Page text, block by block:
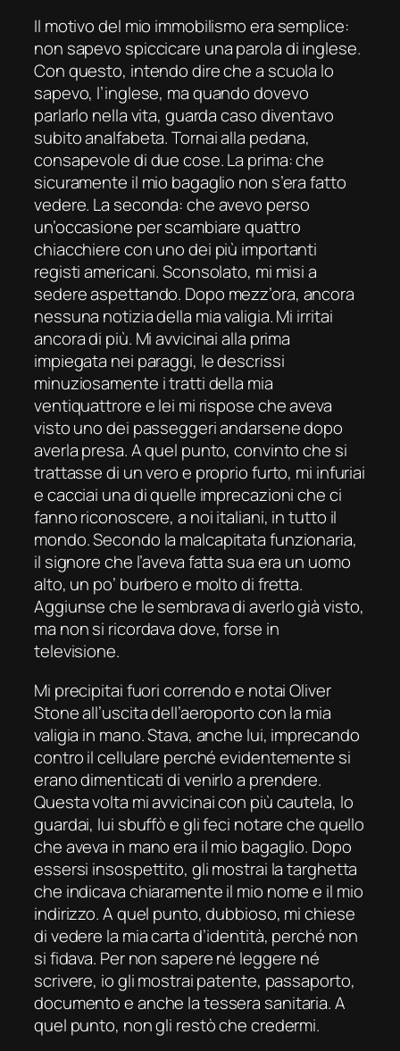
Il motivo del mio immobilismo era semplice:
non sapevo spiccicare una parola di inglese.
Con questo, intendo dire che a scuola lo
sapevo, l’inglese, ma quando dovevo
parlarlo nella vita, guarda caso diventavo
subito analfabeta. Tornai alla pedana,
consapevole di due cose. La prima: che
sicuramente il mio bagaglio non s’era fatto
vedere. La seconda: che avevo perso
un’occasione per scambiare quattro
chiacchiere con uno dei più importanti
registi americani. Sconsolato, mi misi a
sedere aspettando. Dopo mezz’ora, ancora
nessuna notizia della mia valigia. Mi irritai
ancora di più. Mi avvicinai alla prima
impiegata nei paraggi, le descrissi
minuziosamente i tratti della mia
ventiquattrore e lei mi rispose che aveva
visto uno dei passeggeri andarsene dopo
averla presa. A quel punto, convinto che si
trattasse di un vero e proprio furto, mi infuriai
e cacciai una di quelle imprecazioni che ci
fanno riconoscere, a noi italiani, in tutto il
mondo. Secondo la malcapitata funzionaria,
il signore che l’aveva fatta sua era un uomo
alto, un po’ burbero e molto di fretta.
Aggiunse che le sembrava di averlo già visto,
ma non si ricordava dove, forse in
televisione.
Mi precipitai fuori correndo e notai Oliver
Stone all’uscita dell’aeroporto con la mia
valigia in mano. Stava, anche lui, imprecando
contro il cellulare perché evidentemente si
erano dimenticati di venirlo a prendere.
Questa volta mi avvicinai con più cautela, lo
guardai, lui sbuffò e gli feci notare che quello
che aveva in mano era il mio bagaglio. Dopo
essersi insospettito, gli mostrai la targhetta
che indicava chiaramente il mio nome e il mio
indirizzo. A quel punto, dubbioso, mi chiese
di vedere la mia carta d’identità, perché non
si fidava. Per non sapere né leggere né
scrivere, io gli mostrai patente, passaporto,
documento e anche la tessera sanitaria. A
quel punto, non gli restò che credermi.